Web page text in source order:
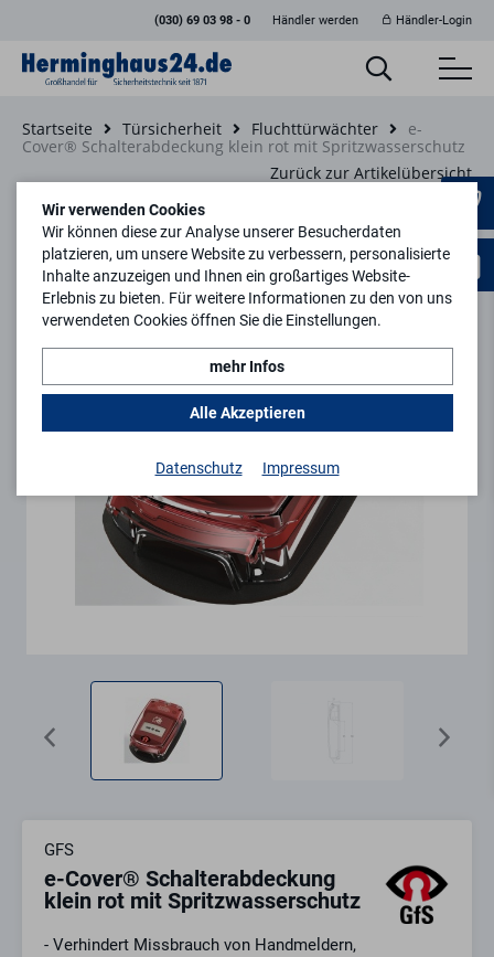
(030) 69 03 98 - 0 Händler werden Händler-Login
Startseite Türsicherheit Fluchttürwächter
e-
Cover® Schalterabdeckung klein rot mit Spritzwasserschutz
Zurück zur Artikelübersicht
GFS
e-Cover® Schalterabdeckung
klein rot mit Spritzwasserschutz
- Verhindert Missbrauch von Handmeldern,
Wir verwenden Cookies
Wir können diese zur Analyse unserer Besucherdaten
platzieren, um unsere Website zu verbessern, personalisierte
Inhalte anzuzeigen und Ihnen ein großartiges Website-
Erlebnis zu bieten. Für weitere Informationen zu den von uns
verwendeten Cookies öffnen Sie die Einstellungen.
mehr Infos
Alle Akzeptieren
Datenschutz Impressum